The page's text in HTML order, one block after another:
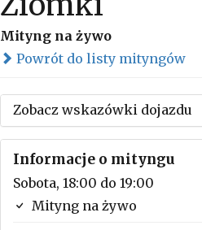
Mityng na żywo
Powrót do listy mityngów
Zobacz wskazówki dojazdu
Informacje o mityngu
Sobota, 18:00 do 19:00
Mityng na żywo